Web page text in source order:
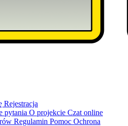
Rejestracja
pytania O projekcie Czat online
Regulamin Pomoc Ochrona